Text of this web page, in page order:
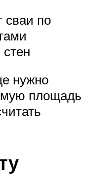
сваи по
нужно
площадь